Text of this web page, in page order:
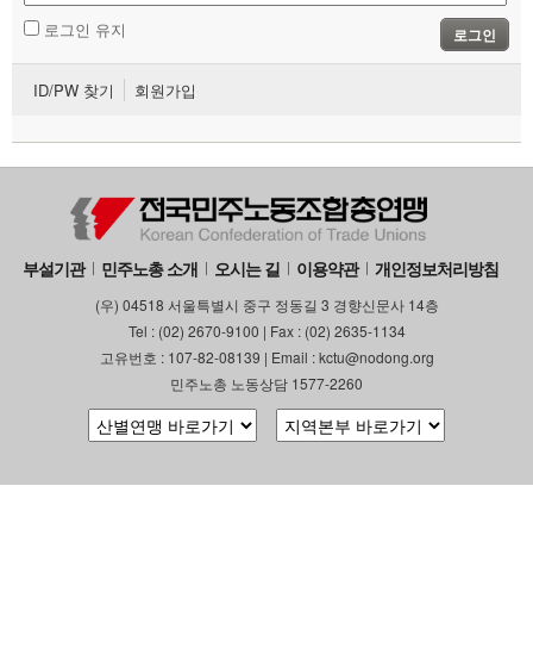
로그인 유지 로그인
ID/PW 찾기 회원가입
부설기관 민주노총 소개 오시는 길 이용약관 개인정보처리방침
(우) 04518 서울특별시 중구 정동길 3 경향신문사 14층
Tel : (02) 2670-9100 | Fax : (02) 2635-1134
고유번호 : 107-82-08139 | Email : kctu@nodong.org
민주노총 노동상담 1577-2260
- 전국 노동상담소 안내
자료
부설기관